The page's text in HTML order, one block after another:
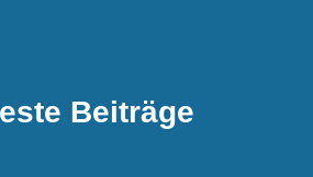
Beiträge